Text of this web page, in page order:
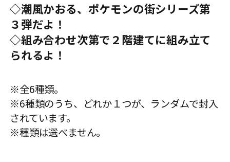
◇潮風かおる、ポケモンの街シリーズ第
３弾だよ！
◇組み合わせ次第で２階建てに組み立て
られるよ！
※全6種類。
※6種類のうち、どれか１つが、ランダムで封入
されています。
※種類は選べません。